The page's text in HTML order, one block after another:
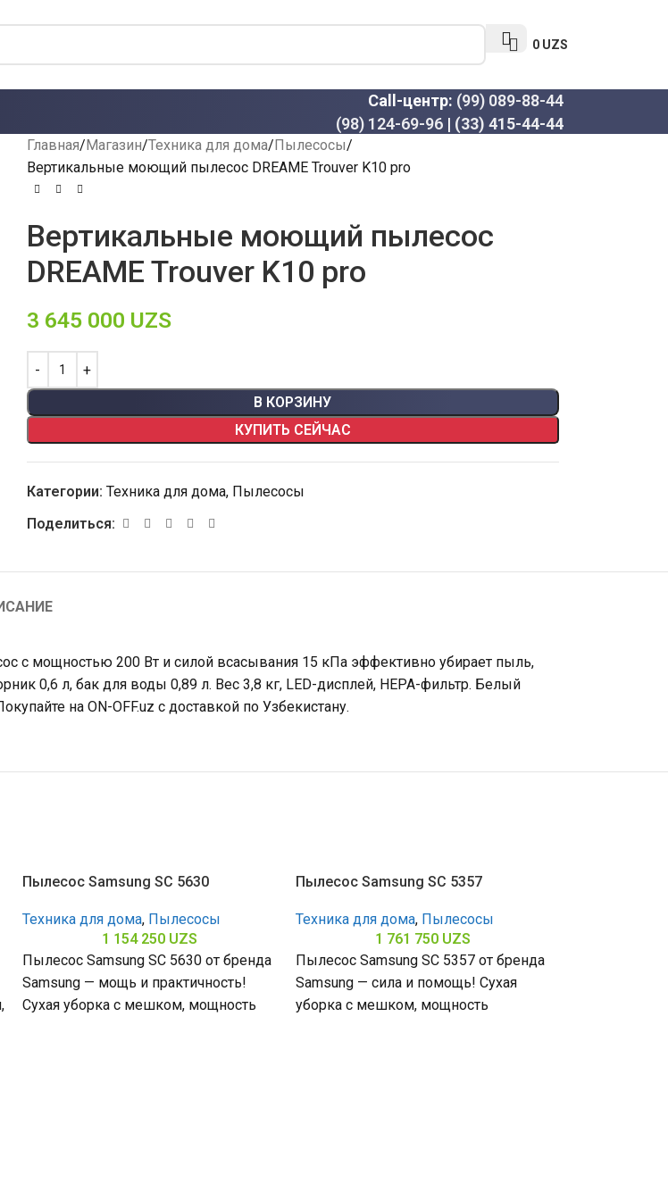
0 UZS
Call-центр: (99) 089-88-44
(98) 124-69-96 | (33) 415-44-44
Главная Магазин Техника для дома Пылесосы
Вертикальные моющий пылесос DREAME Trouver K10 pro
Вертикальные моющий пылесос
DREAME Trouver K10 pro
3 645 000 UZS
В КОРЗИНУ
КУПИТЬ СЕЙЧАС
Категории: Техника для дома, Пылесосы
Поделиться:
с мощностью 200 Вт и силой всасывания 15 кПа эффективно убирает пыль,
0,6 л, бак для воды 0,89 л. Вес 3,8 кг, LED-дисплей, HEPA-фильтр. Белый
на ON-OFF.uz с доставкой по Узбекистану.
Пылесос Samsung SC 5630
Техника для дома, Пылесосы
1 154 250 UZS
Пылесос Samsung SC 5630 от бренда
Samsung — мощь и практичность!
Сухая уборка с мешком, мощность
Пылесос Samsung SC 5357
Техника для дома, Пылесосы
1 761 750 UZS
Пылесос Samsung SC 5357 от бренда
Samsung — сила и помощь! Сухая
уборка с мешком, мощность